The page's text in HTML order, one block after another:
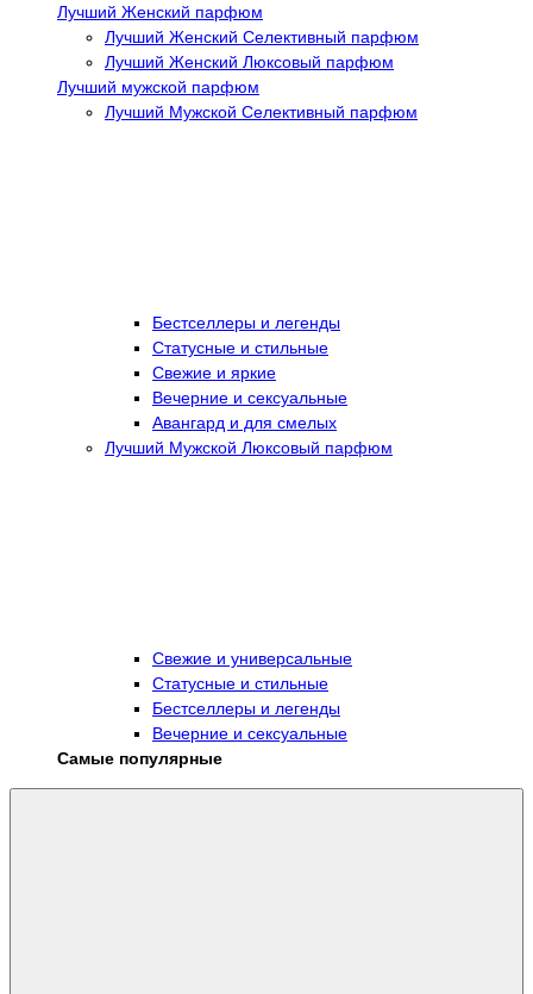
Лучший Женский парфюм
Лучший Женский Селективный парфюм
Лучший Женский Люксовый парфюм
Лучший мужской парфюм
Лучший Мужской Селективный парфюм
Бестселлеры и легенды
Статусные и стильные
Свежие и яркие
Вечерние и сексуальные
Авангард и для смелых
Лучший Мужской Люксовый парфюм
Свежие и универсальные
Статусные и стильные
Бестселлеры и легенды
Вечерние и сексуальные
Самые популярные